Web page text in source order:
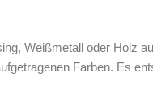
Weißmetall oder Holz
Farben. Es